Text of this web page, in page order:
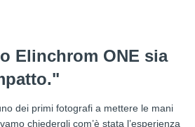
Elinchrom ONE sia
dei primi fotografi a mettere le mani
chiedergli com’è stata l’esperienza